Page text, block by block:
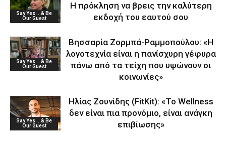
Say Yes ...& Be
Our Guest
Η πρόκληση να βρεις την καλύτερη
εκδοχή του εαυτού σου
Say Yes ...& Be
Our Guest
Βησσαρία Ζορμπά-Ραμμοπούλου: «Η
λογοτεχνία είναι η πανίσχυρη γέφυρα
πάνω από τα τείχη που υψώνουν οι
κοινωνίες»
Say Yes ...& Be
Our Guest
Ηλίας Ζουνίδης (FitKit): «Το Wellness
δεν είναι πια προνόμιο, είναι ανάγκη
επιβίωσης»